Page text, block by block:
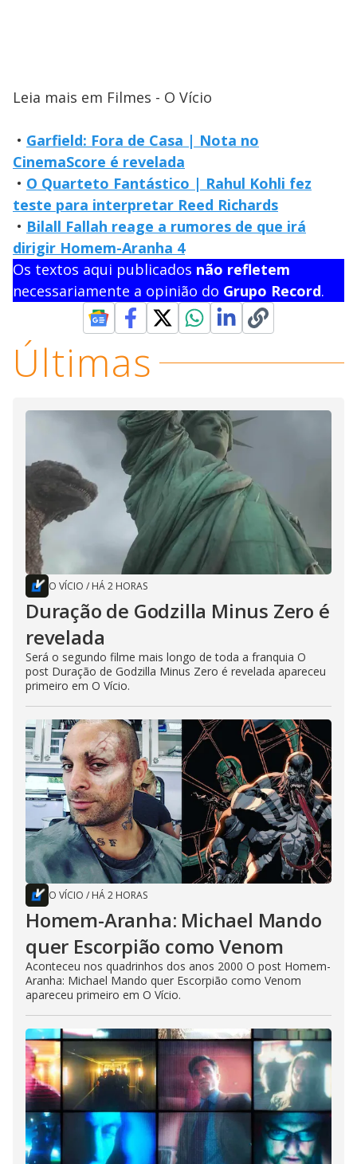
Leia mais em Filmes - O Vício
• Garfield: Fora de Casa | Nota no
CinemaScore é revelada
• O Quarteto Fantástico | Rahul Kohli fez
teste para interpretar Reed Richards
• Bilall Fallah reage a rumores de que irá
dirigir Homem-Aranha 4
Os textos aqui publicados não refletem
necessariamente a opinião do Grupo Record.
Últimas
O VÍCIO / HÁ 2 HORAS
Duração de Godzilla Minus Zero é
revelada
Será o segundo filme mais longo de toda a franquia O
post Duração de Godzilla Minus Zero é revelada apareceu
primeiro em O Vício.
O VÍCIO / HÁ 2 HORAS
Homem-Aranha: Michael Mando
quer Escorpião como Venom
Aconteceu nos quadrinhos dos anos 2000 O post Homem-
Aranha: Michael Mando quer Escorpião como Venom
apareceu primeiro em O Vício.